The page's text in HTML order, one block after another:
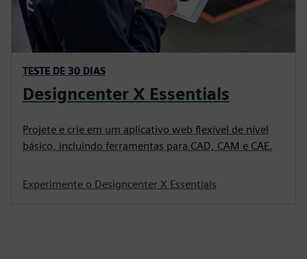
TESTE DE 30 DIAS
Designcenter X Essentials
Projete e crie em um aplicativo web flexível de nível
básico, incluindo ferramentas para CAD, CAM e CAE.
Experimente o Designcenter X Essentials